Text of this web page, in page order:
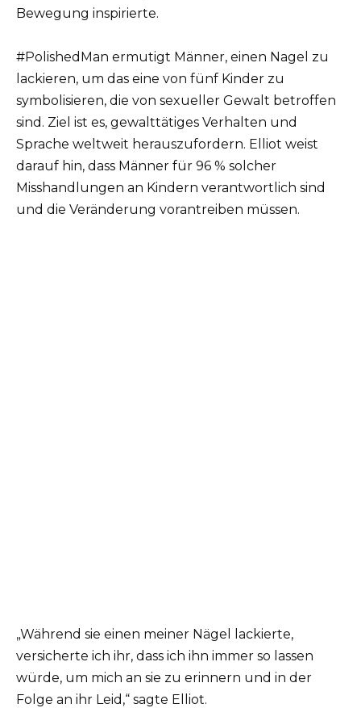
Bewegung inspirierte.
#PolishedMan ermutigt Männer, einen Nagel zu
lackieren, um das eine von fünf Kinder zu
symbolisieren, die von sexueller Gewalt betroffen
sind. Ziel ist es, gewalttätiges Verhalten und
Sprache weltweit herauszufordern. Elliot weist
darauf hin, dass Männer für 96 % solcher
Misshandlungen an Kindern verantwortlich sind
und die Veränderung vorantreiben müssen.
„Während sie einen meiner Nägel lackierte,
versicherte ich ihr, dass ich ihn immer so lassen
würde, um mich an sie zu erinnern und in der
Folge an ihr Leid,“ sagte Elliot.